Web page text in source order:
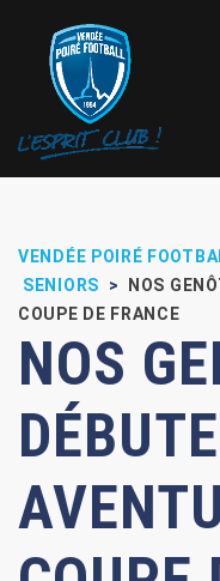
VENDÉE POIRÉ
SENIORS
>
NOS
COUPE DE FRANCE
NOS